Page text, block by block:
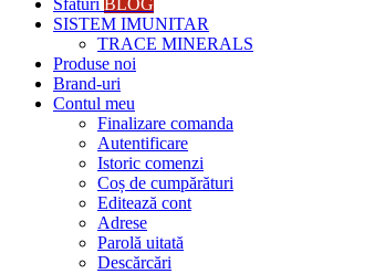
Sfaturi BLOG
SISTEM IMUNITAR
TRACE MINERALS
Produse noi
Brand-uri
Contul meu
Finalizare comanda
Autentificare
Istoric comenzi
Coș de cumpărături
Editează cont
Adrese
Parolă uitată
Descărcări